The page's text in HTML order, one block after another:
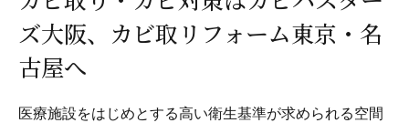
ズ大阪、カビ取リフォーム東京・名
古屋へ
医療施設をはじめとする高い衛生基準が求められる空間